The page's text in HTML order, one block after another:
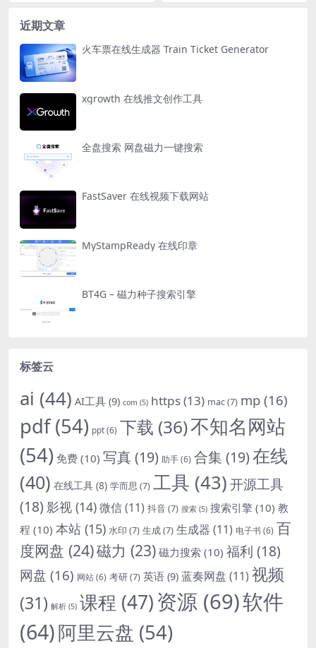
近期文章
火车票在线生成器 Train Ticket Generator
xgrowth 在线推文创作工具
全盘搜索 网盘磁力一键搜索
FastSaver 在线视频下载网站
MyStampReady 在线印章
BT4G – 磁力种子搜索引擎
标签云
ai (44) AI工具 (9) com (5) https(13) mac(7) mp (16)
pdf(54) ppt(6) 下载 (36)不知名网站
(54) 免费 (10) 写真 (19) 助手(6) 合集 (19)在线
(40) 在线工具 (8) 学而思 (7) 工具 (43)开源工具
(18) 影视 (14)微信(11) 抖音(7) 搜索 (5) 搜索引擎 (10) 教
程 (10) 本站 (15) 水印 (7) 生成(7) 生成器 (11) 电子书(6) 百
度网盘 (24)磁力 (23) 磁力搜索 (10) 福利 (18)
网盘 (16) 网站(6) 考研(7) 英语 (9) 蓝奏网盘 (11) 视频
(31) 解析 (5) 课程 (47)资源 (69)软件
(64)阿里云盘 (54)